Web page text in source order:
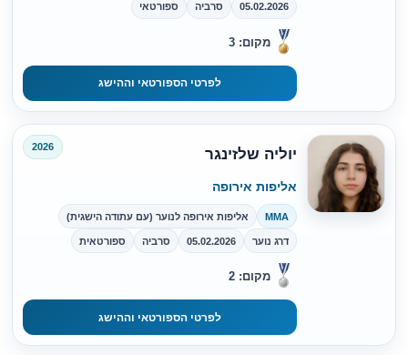
05.02.2026 סרביה ספורטאי
מקום: 3
לפרטי הספורטאי וההישג
יוליה שלזינגר 2026
אליפות אירופה
MMA אליפות אירופה לנוער (עם עתודה הישגית)
דרג נוער 05.02.2026 סרביה ספורטאית
מקום: 2
לפרטי הספורטאי וההישג